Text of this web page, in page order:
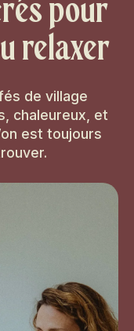
pour
relaxer
de village
chaleureux, et
est toujours